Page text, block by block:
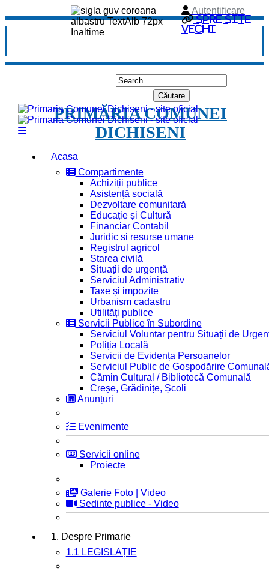
Spre site
vechi
Autentificare
PRIMĂRIA COMUNEI
DICHISENI
Acasa
Compartimente
Achiziții publice
Asistență socială
Dezvoltare comunitară
Educație și Cultură
Financiar Contabil
Juridic si resurse umane
Registrul agricol
Starea civilă
Situații de urgență
Serviciul Administrativ
Taxe și impozite
Urbanism cadastru
Utilități publice
Servicii Publice în Subordine
Serviciul Voluntar pentru Situații de
Poliția Locală
Servicii de Evidența Persoanelor
Serviciul Public de Gospodărire
Cămin Cultural / Bibliotecă Comunală
Creșe, Grădinițe, Școli
Anunțuri
Evenimente
Servicii online
Proiecte
Galerie Foto | Video
Sedinte publice - Video
1. Despre Primarie
1.1 LEGISLAȚIE